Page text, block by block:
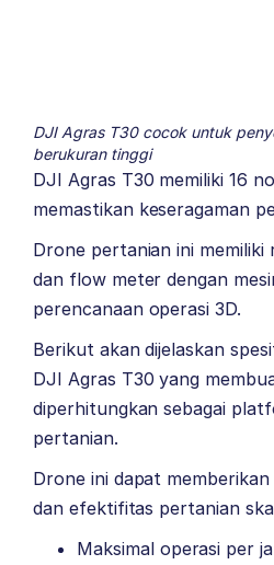
DJI Agras T30 cocok untuk
berukuran tinggi
DJI Agras T30 memiliki 16
memastikan keseragaman
Drone pertanian ini memiliki
dan flow meter dengan
perencanaan operasi 3D.
Berikut akan dijelaskan
DJI Agras T30 yang
diperhitungkan sebagai
pertanian.
Drone ini dapat
dan efektifitas pertanian
Maksimal operasi per